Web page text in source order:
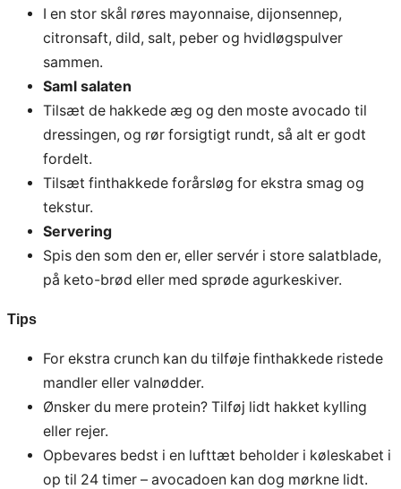
I en stor skål røres mayonnaise, dijonsennep,
citronsaft, dild, salt, peber og hvidløgspulver
sammen.
Saml salaten
Tilsæt de hakkede æg og den moste avocado til
dressingen, og rør forsigtigt rundt, så alt er godt
fordelt.
Tilsæt finthakkede forårsløg for ekstra smag og
tekstur.
Servering
Spis den som den er, eller servér i store salatblade,
på keto-brød eller med sprøde agurkeskiver.
Tips
For ekstra crunch kan du tilføje finthakkede ristede
mandler eller valnødder.
Ønsker du mere protein? Tilføj lidt hakket kylling
eller rejer.
Opbevares bedst i en lufttæt beholder i køleskabet i
op til 24 timer – avocadoen kan dog mørkne lidt.